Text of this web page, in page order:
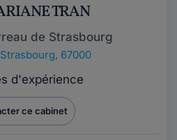
TRAN
de Strasbourg
Strasbourg, 67000
d'expérience
ce cabinet